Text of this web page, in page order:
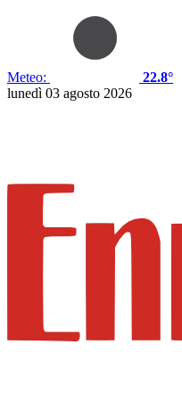
Meteo:
22.8°
lunedì 03 agosto 2026